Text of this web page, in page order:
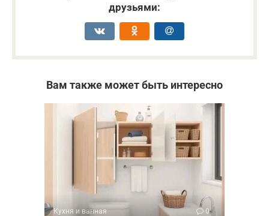
друзьями:
Вам также может быть интересно
Кухня и ванная 0